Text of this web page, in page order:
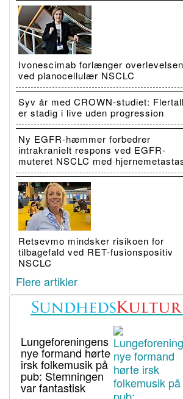
Ivonescimab forlænger overlevelsen
ved planocellulær NSCLC
Syv år med CROWN-studiet:
er stadig i live uden progression
Ny EGFR-hæmmer forbedrer
intrakranielt respons ved EGFR-
muteret NSCLC med
Retsevmo mindsker risikoen for
tilbagefald ved RET-fusionspositiv
NSCLC
Flere artikler
Lungeforeningens
nye formand hørte
irsk folkemusik på
pub: Stemningen
var fantastisk